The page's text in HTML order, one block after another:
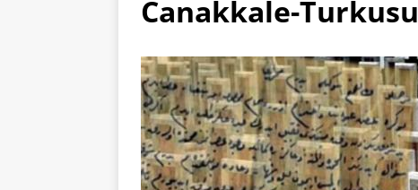
Canakkale-Turkusu